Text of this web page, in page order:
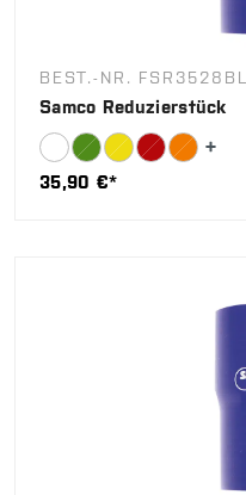
BEST.-NR.
Samco Reduzierstück
35,90 €*